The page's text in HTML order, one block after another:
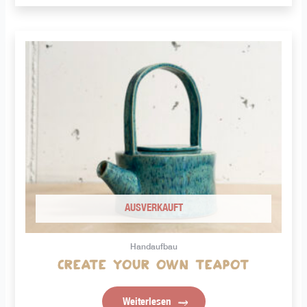
AUSVERKAUFT
Handaufbau
Create Your Own Teapot
Weiterlesen